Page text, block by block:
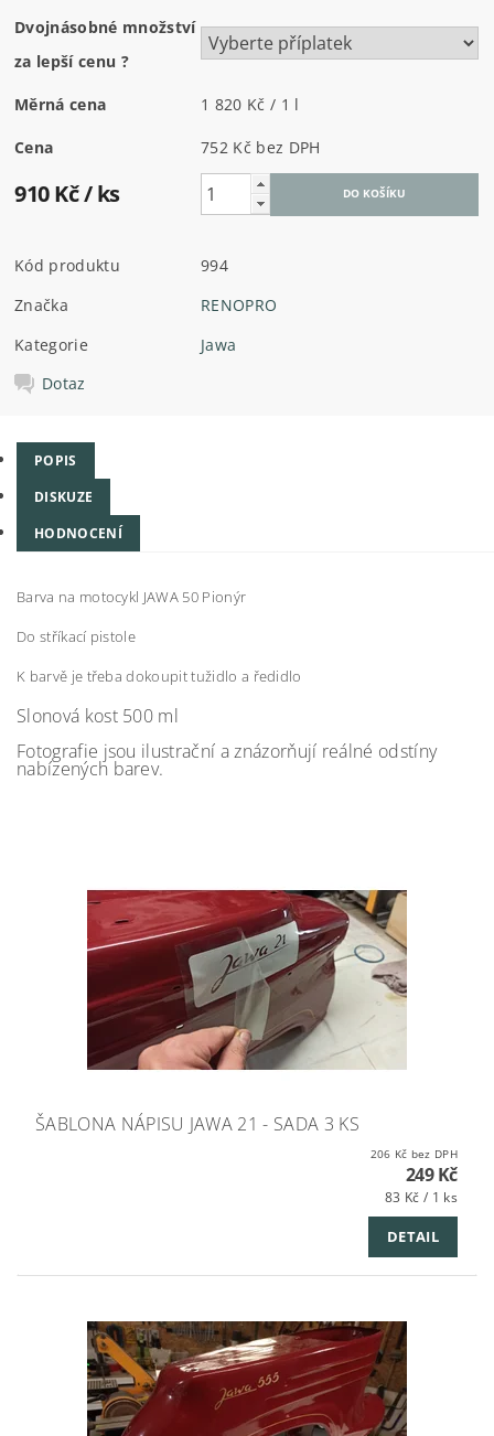
Dvojnásobné množství
za lepší cenu ?
Měrná cena 1 820 Kč / 1 l
Cena 752 Kč bez DPH
910 Kč/ ks
Kód produktu
994
Značka
RENOPRO
Kategorie
Jawa
Dotaz
POPIS
DISKUZE
HODNOCENÍ
Barva na motocykl JAWA 50 Pionýr
Do stříkací pistole
K barvě je třeba dokoupit tužidlo a ředidlo
Slonová kost 500 ml
Fotografie jsou ilustrační a znázorňují reálné odstíny
nabízených barev.
ŠABLONA NÁPISU JAWA 21 - SADA 3 KS
206 Kč bez DPH
249 Kč
83 Kč / 1 ks
DETAIL